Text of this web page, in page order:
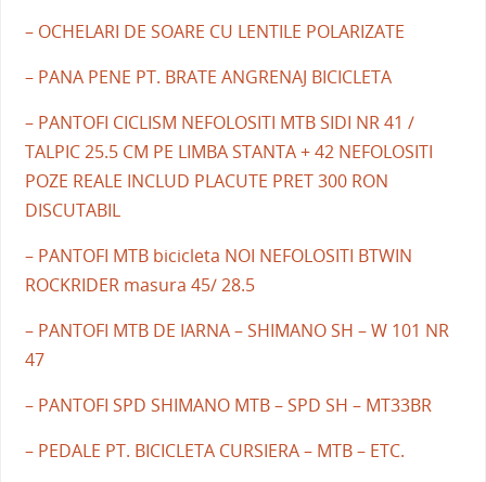
– OCHELARI DE SOARE CU LENTILE POLARIZATE
– PANA PENE PT. BRATE ANGRENAJ BICICLETA
– PANTOFI CICLISM NEFOLOSITI MTB SIDI NR 41 /
TALPIC 25.5 CM PE LIMBA STANTA + 42 NEFOLOSITI
POZE REALE INCLUD PLACUTE PRET 300 RON
DISCUTABIL
– PANTOFI MTB bicicleta NOI NEFOLOSITI BTWIN
ROCKRIDER masura 45/ 28.5
– PANTOFI MTB DE IARNA – SHIMANO SH – W 101 NR
47
– PANTOFI SPD SHIMANO MTB – SPD SH – MT33BR
– PEDALE PT. BICICLETA CURSIERA – MTB – ETC.